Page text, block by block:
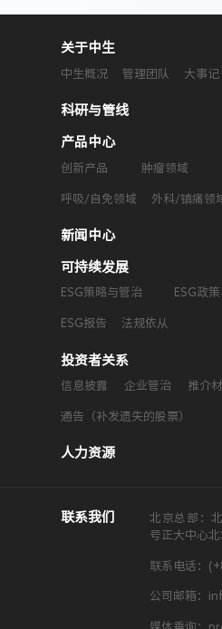
关于中生
中生概况 管理团队 大事记
科研与管线
产品中心
创新产品 肿瘤领域
呼吸/自免领域 外科/镇痛领
新闻中心
可持续发展
ESG策略与管治 ESG政
ESG报告 法规依从
投资者关系
信息披露 企业管治 推介
通告（补发遗失的股票）
人力资源
联系我们
北京总部：
号正大中心
联系电话：
公司邮箱：